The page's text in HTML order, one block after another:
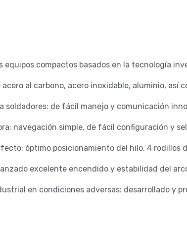
equipos compactos basados en la tecnología
al carbono, acero inoxidable, aluminio, así
soldadores: de fácil manejo y comunicación
navegación simple, de fácil configuración y
óptimo posicionamiento del hilo, 4 rodillos
excelente encendido y estabilidad del
en condiciones adversas: desarrollado y